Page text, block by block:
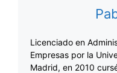
Licenciado en
Empresas por la
Madrid, en 2010